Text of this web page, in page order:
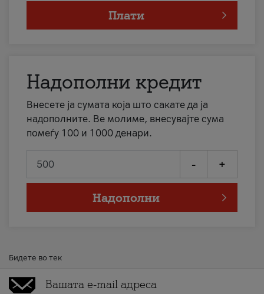
Плати
Надополни кредит
Внесете ја сумата која што сакате да ја
надополните. Ве молиме, внесувајте сума
помеѓу 100 и 1000 денари.
- +
Надополни
Бидете во тек